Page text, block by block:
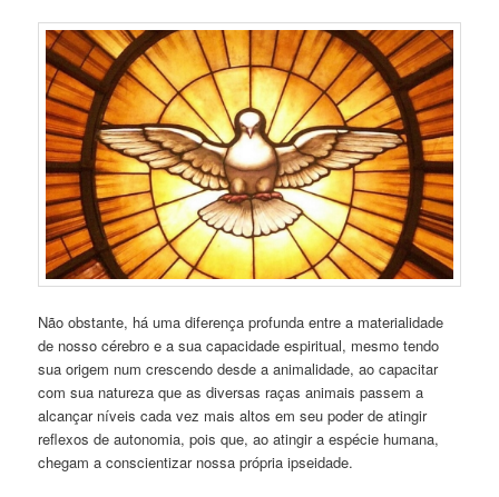
Não obstante, há uma diferença profunda entre a materialidade
de nosso cérebro e a sua capacidade espiritual, mesmo tendo
sua origem num crescendo desde a animalidade, ao capacitar
com sua natureza que as diversas raças animais passem a
alcançar níveis cada vez mais altos em seu poder de atingir
reflexos de autonomia, pois que, ao atingir a espécie humana,
chegam a conscientizar nossa própria ipseidade.